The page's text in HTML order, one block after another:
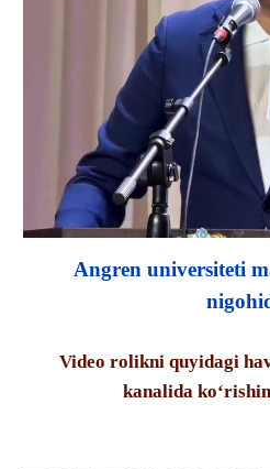
Angren universiteti
Video rolikni quyidagi
kanalida